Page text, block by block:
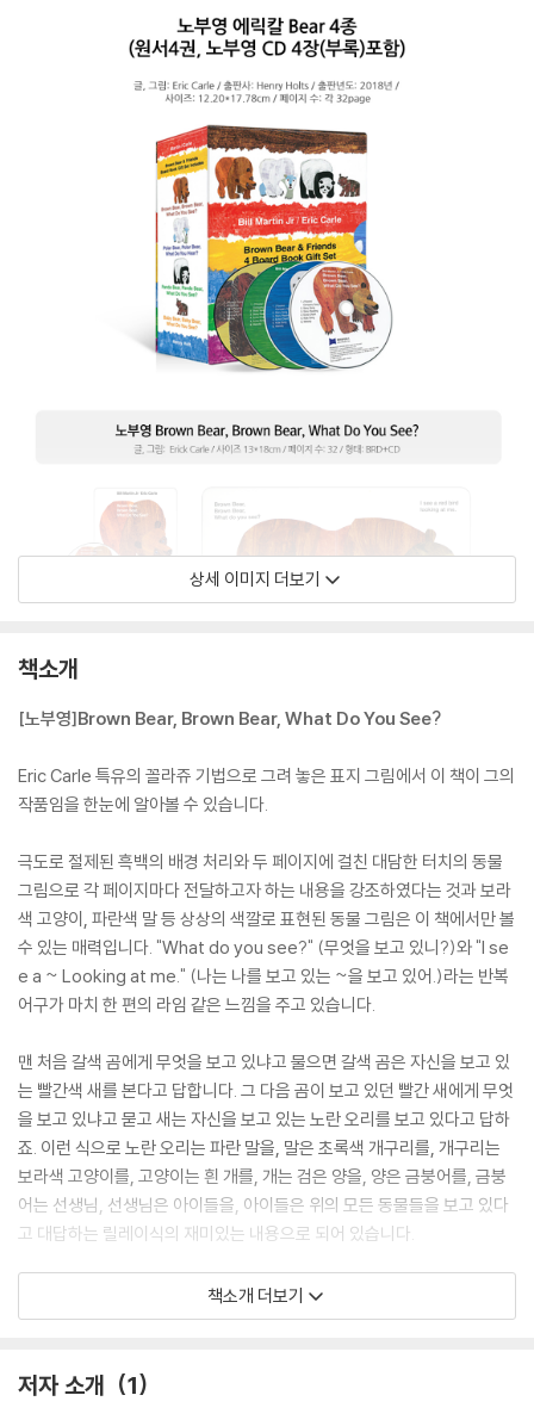
상세 이미지 더보기
책소개
[노부영]Brown Bear, Brown Bear, What Do You See?
Eric Carle 특유의 꼴라쥬 기법으로 그려 놓은 표지 그림에서 이 책이 그의
작품임을 한눈에 알아볼 수 있습니다.
극도로 절제된 흑백의 배경 처리와 두 페이지에 걸친 대담한 터치의 동물
그림으로 각 페이지마다 전달하고자 하는 내용을 강조하였다는 것과 보라
색 고양이, 파란색 말 등 상상의 색깔로 표현된 동물 그림은 이 책에서만 볼
수 있는 매력입니다. "What do you see?" (무엇을 보고 있니?)와 "I se
e a ~ Looking at me." (나는 나를 보고 있는 ~을 보고 있어.)라는 반복
어구가 마치 한 편의 라임 같은 느낌을 주고 있습니다.
맨 처음 갈색 곰에게 무엇을 보고 있냐고 물으면 갈색 곰은 자신을 보고 있
는 빨간색 새를 본다고 답합니다. 그 다음 곰이 보고 있던 빨간 새에게 무엇
을 보고 있냐고 묻고 새는 자신을 보고 있는 노란 오리를 보고 있다고 답하
죠. 이런 식으로 노란 오리는 파란 말을, 말은 초록색 개구리를, 개구리는
보라색 고양이를, 고양이는 흰 개를, 개는 검은 양을, 양은 금붕어를, 금붕
어는 선생님, 선생님은 아이들을, 아이들은 위의 모든 동물들을 보고 있다
고 대답하는 릴레이식의 재미있는 내용으로 되어 있습니다.
[노부영]Polar Bear, Polar Bear, What Do You Hear?
곰아, 북극곰아, 무슨 소리가 들리니?' 라는 번역동화가 나올정도로 아이
책소개 더보기
저자 소개 1